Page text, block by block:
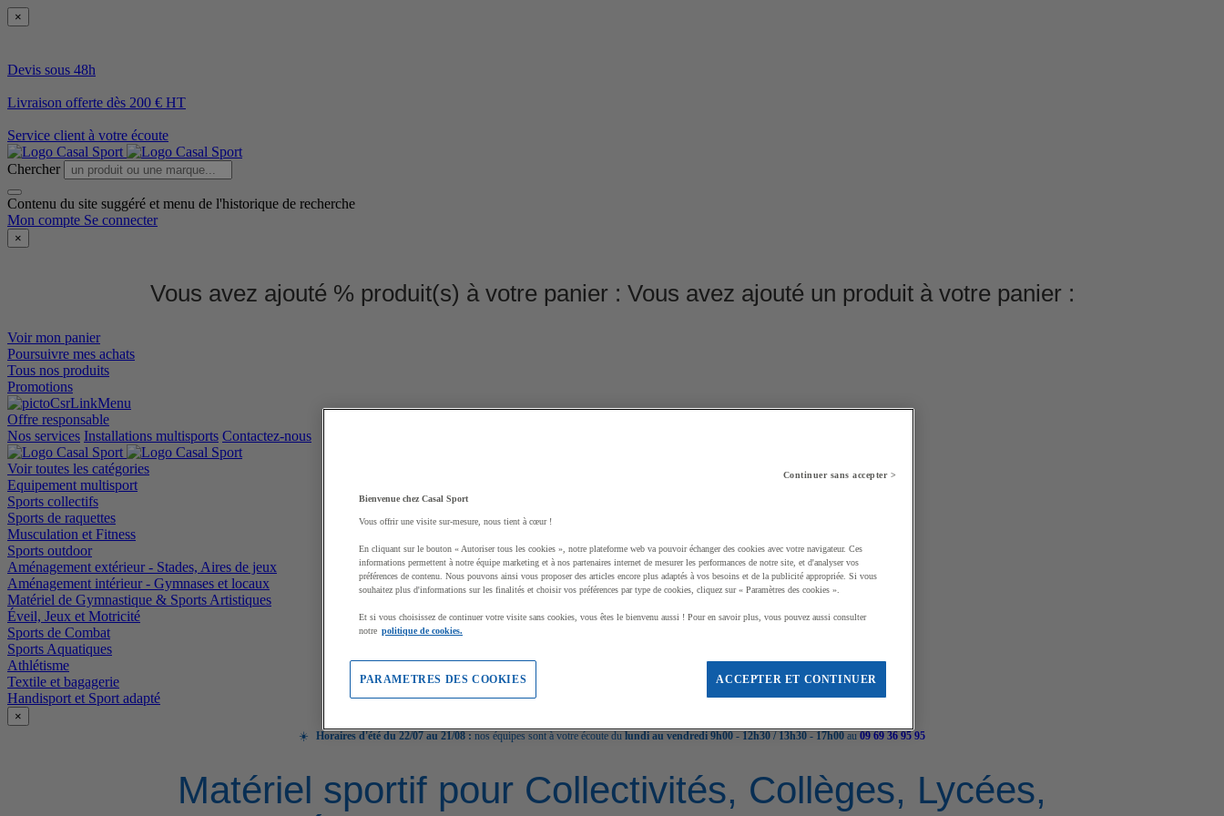
×
Devis sous 48h
Livraison offerte dès 200 € HT
Service client à votre écoute
Chercher
Contenu du site suggéré et menu de l'historique de recherche
Mon compte Se connecter
×
Vous avez ajouté % produit(s) à votre panier : Vous avez ajouté un produit à votre panier :
Voir mon panier
Poursuivre mes achats
Tous nos produits
Promotions
Offre responsable
Nos services Installations multisports Contactez-nous
Voir toutes les catégories
Equipement multisport
Sports collectifs
Sports de raquettes
Musculation et Fitness
Sports outdoor
Aménagement extérieur - Stades, Aires de jeux
Aménagement intérieur - Gymnases et locaux
Matériel de Gymnastique & Sports Artistiques
Éveil, Jeux et Motricité
Sports de Combat
Sports Aquatiques
Athlétisme
Textile et bagagerie
Handisport et Sport adapté
×
☀️ Horaires d'été du 22/07 au 21/08 : nos équipes sont à votre écoute du lundi au vendredi 9h00 - 12h30 / 13h30 - 17h00 au 09 69 36 95 95
Matériel sportif pour Collectivités, Collèges, Lycées,
Continuer sans accepter >
Bienvenue chez Casal Sport
Vous offrir une visite sur-mesure, nous tient à cœur !
En cliquant sur le bouton « Autoriser tous les cookies », notre plateforme web va pouvoir échanger des cookies avec votre navigateur. Ces
informations permettent à notre équipe marketing et à nos partenaires internet de mesurer les performances de notre site, et d'analyser vos
préférences de contenu. Nous pouvons ainsi vous proposer des articles encore plus adaptés à vos besoins et de la publicité appropriée. Si vous
souhaitez plus d'informations sur les finalités et choisir vos préférences par type de cookies, cliquez sur « Paramètres des cookies ».
Et si vous choisissez de continuer votre visite sans cookies, vous êtes le bienvenu aussi ! Pour en savoir plus, vous pouvez aussi consulter
notre politique de cookies.
ACCEPTER ET CONTINUER
PARAMETRES DES COOKIES